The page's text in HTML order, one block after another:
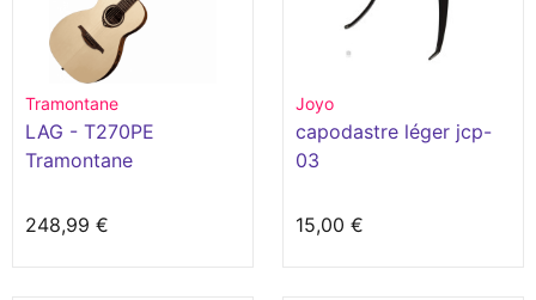
Tramontane
LAG - T270PE
Tramontane
248,99 €
Joyo
capodastre léger jcp-
03
15,00 €